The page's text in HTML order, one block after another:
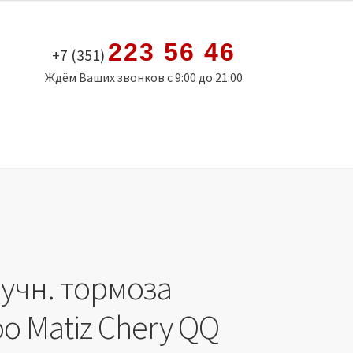
+7 (351) 223 56 46
Ждём Ваших звонков с 9:00 до 21:00
тормоза
Matiz Chery QQ